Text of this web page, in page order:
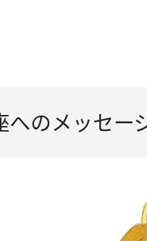
へのメッセー